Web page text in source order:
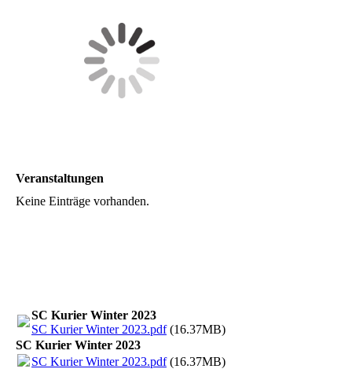
Veranstaltungen
Keine Einträge vorhanden.
SC Kurier Winter 2023
SC Kurier Winter 2023.pdf(16.37MB)
SC Kurier Winter 2023
SC Kurier Winter 2023.pdf(16.37MB)